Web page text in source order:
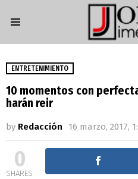
ENTRETENIMIENTO
10 momentos con
harán reir
by Redacción 16 marzo, 2017,
0
SHARES